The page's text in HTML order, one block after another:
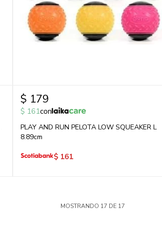
$ 179
$ 161con
PLAY AND RUN PELOTA LOW SQUEAKER L
8.89cm
$ 161
MOSTRANDO 17 DE 17